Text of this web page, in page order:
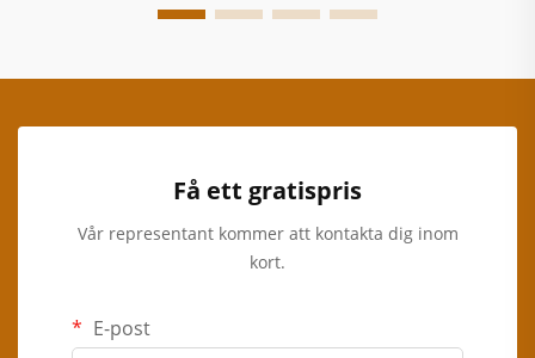
Få ett gratispris
Vår representant kommer att kontakta dig inom
kort.
E-post